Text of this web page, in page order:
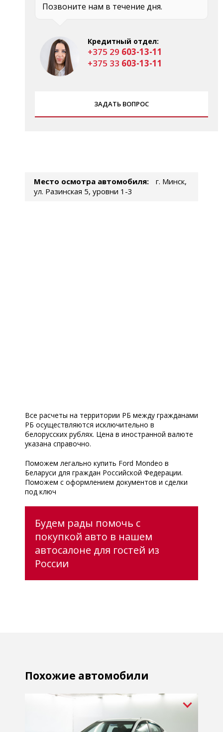
Позвоните нам в течение дня.
Кредитный отдел:
+375 29 603-13-11
+375 33 603-13-11
ЗАДАТЬ ВОПРОС
Место осмотра автомобиля:
г. Минск,
ул. Разинская 5, уровни 1-3
Все расчеты на территории РБ между гражданами
РБ осуществляются исключительно в
белорусских рублях. Цена в иностранной валюте
указана справочно.
Поможем легально купить Ford Mondeo в
Беларуси для граждан Российской Федерации.
Поможем с оформлением документов и сделки
под ключ
Будем рады помочь с
покупкой авто в нашем
автосалоне для гостей из
России
Похожие автомобили